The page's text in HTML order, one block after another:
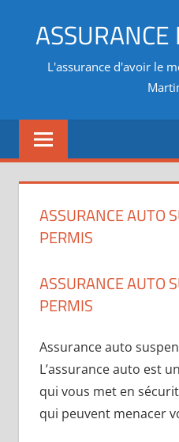
L'assurance d'avoir le
ASSURANCE AUTO
PERMIS
ASSURANCE AUTO
PERMIS
Assurance auto
L’assurance auto est
qui vous met en
qui peuvent menacer